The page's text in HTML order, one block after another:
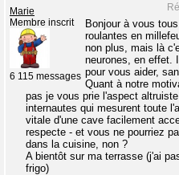
Marie
Membre inscrit
6 115 messages
Bonjour à vous
roulantes en
non plus, mais là
neurones, en effet.
pour vous aider,
Quant à notre
pas je vous prie l'aspect
internautes qui mesurent toute
vitale d'une cave facilement
respecte - et vous ne pourriez
dans la cuisine, non ?
A bientôt sur ma terrasse (j'ai
frigo)